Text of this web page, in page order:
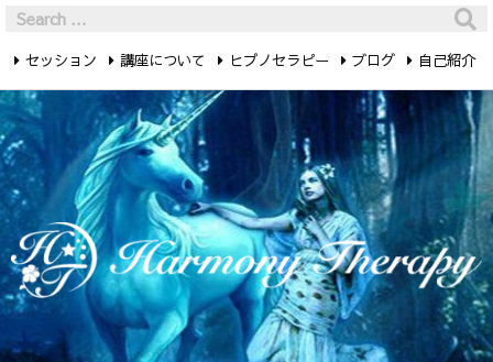
セッション 講座について ヒプノセラピー ブログ 自己紹介
最新記事 お問い合わせ